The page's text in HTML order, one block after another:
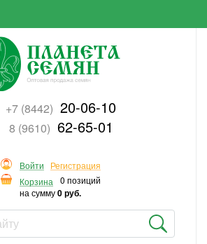
+7 (8442) 20-06-10
8 (9610) 62-65-01
Войти
Регистрация
Корзина
0 позиций
на сумму0 руб.